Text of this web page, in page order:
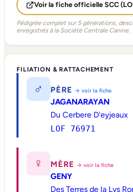
Voir la fiche officielle SCC
Pédigrée complet sur 5 générations,
enregistrés à la Société Centrale Canine.
FILIATION & RATTACHEMENT
♂ PÈRE → voir la fiche
JAGANARAYAN
Du Cerbere D'eyjeaux
LOF 76971
♀ MÈRE → voir la fiche
GENY
Des Terres de la Lys